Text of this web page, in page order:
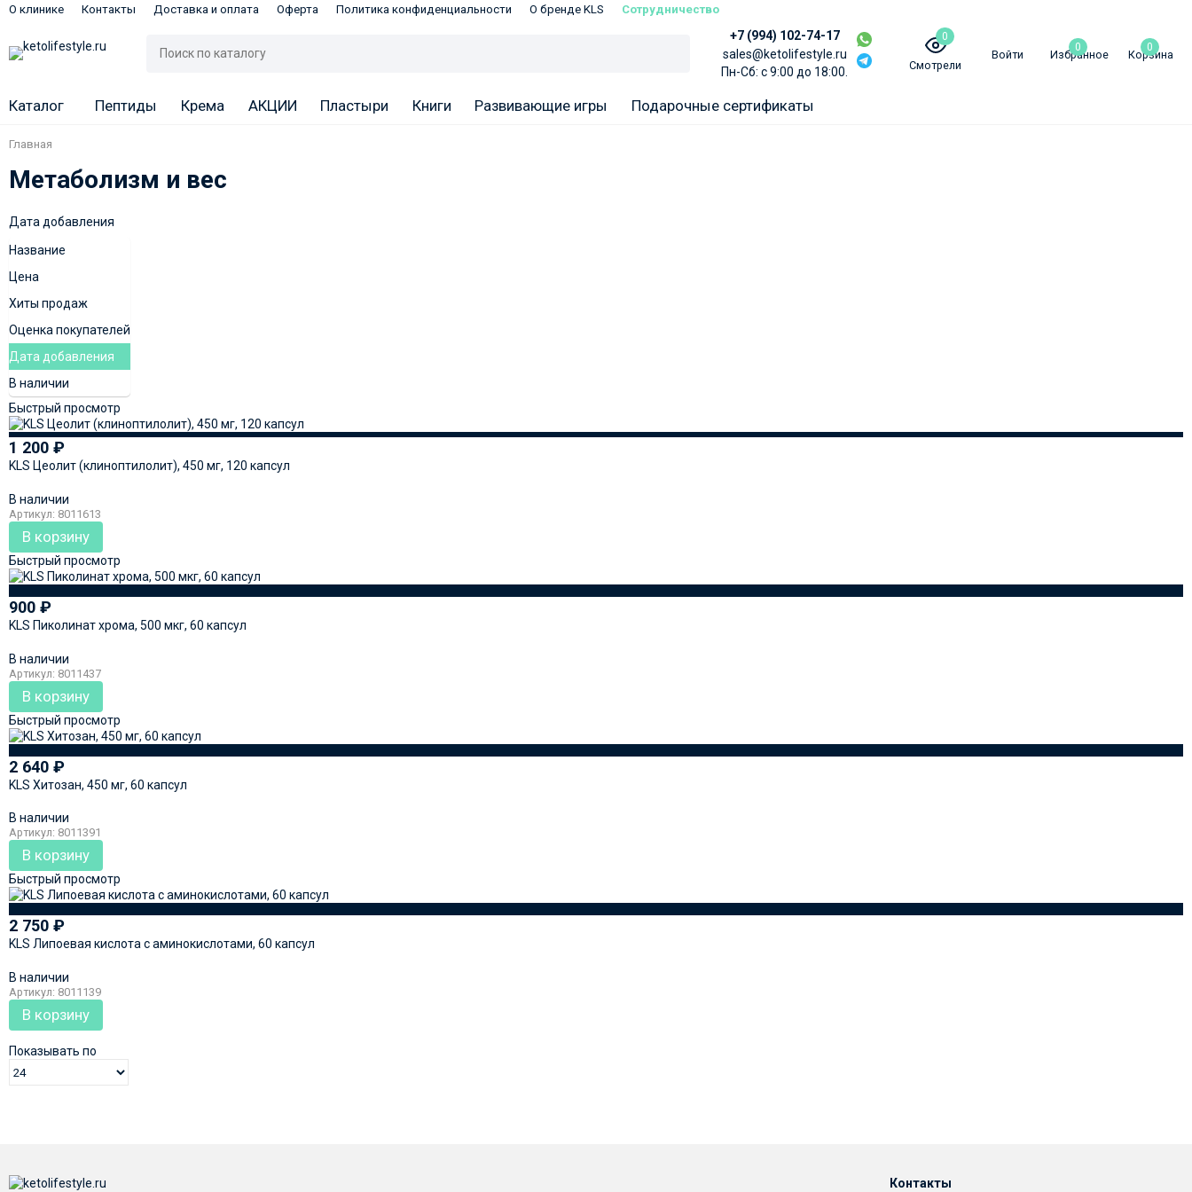
О клинике Контакты Доставка и оплата Оферта Политика конфиденциальности О бренде KLS Сотрудничество
+7 (994) 102-74-17
sales@ketolifestyle.ru
Пн-Сб: с 9:00 до 18:00.
0
Смотрели
Войти
0
Избранное
0
Корзина
Каталог Пептиды Крема АКЦИИ Пластыри Книги Развивающие игры Подарочные сертификаты
Главная
Метаболизм и вес
Дата добавления
Название
Цена
Хиты продаж
Оценка покупателей
Дата добавления
В наличии
Быстрый просмотр
1 200 ₽
KLS Цеолит (клиноптилолит), 450 мг, 120 капсул
В наличии
Артикул: 8011613
В корзину
Быстрый просмотр
900 ₽
KLS Пиколинат хрома, 500 мкг, 60 капсул
В наличии
Артикул: 8011437
В корзину
Быстрый просмотр
2 640 ₽
KLS Хитозан, 450 мг, 60 капсул
В наличии
Артикул: 8011391
В корзину
Быстрый просмотр
2 750 ₽
KLS Липоевая кислота с аминокислотами, 60 капсул
В наличии
Артикул: 8011139
В корзину
Показывать по
Контакты